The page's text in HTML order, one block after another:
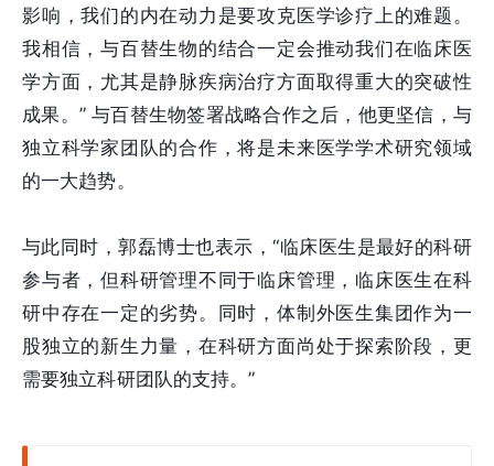
影响，我们的内在动力是要攻克医学诊疗上的难题。
我相信，与百替生物的结合一定会推动我们在临床医
学方面，尤其是静脉疾病治疗方面取得重大的突破性
成果。” 与百替生物签署战略合作之后，他更坚信，与
独立科学家团队的合作，将是未来医学学术研究领域
的一大趋势。
与此同时，郭磊博士也表示，“临床医生是最好的科研
参与者，但科研管理不同于临床管理，临床医生在科
研中存在一定的劣势。同时，体制外医生集团作为一
股独立的新生力量，在科研方面尚处于探索阶段，更
需要独立科研团队的支持。”